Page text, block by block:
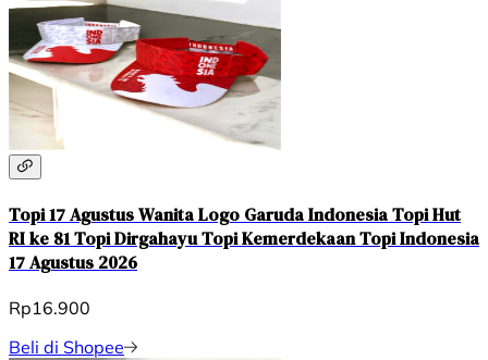
Topi 17 Agustus Wanita Logo Garuda Indonesia Topi Hut
RI ke 81 Topi Dirgahayu Topi Kemerdekaan Topi Indonesia
17 Agustus 2026
Rp16.900
Beli di Shopee